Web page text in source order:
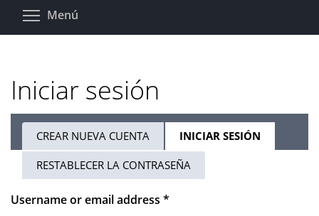
Pasar
Menú
Iniciar sesión
Solapas
principales
CREAR NUEVA CUENTA INICIAR SESIÓN
ACTIVA)
RESTABLECER LA CONTRASEÑA
Username or email address *